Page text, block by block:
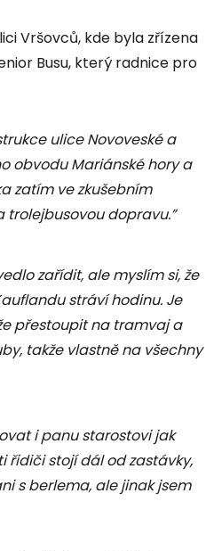
Vršovců, kde byla zřízena
Busu, který radnice pro
ulice Novoveské a
obvodu Mariánské hory a
zatím ve zkušebním
dopravu.”
zařídit, ale myslím si, že
stráví hodinu. Je
přestoupit na tramvaj a
takže vlastně na všechny
i panu starostovi jak
řidiči stojí dál od zastávky,
s berlema, ale jinak jsem